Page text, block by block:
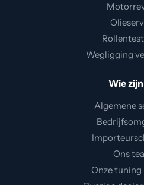
Wegligging
Wie
Algemene
Ons
Onze tuning